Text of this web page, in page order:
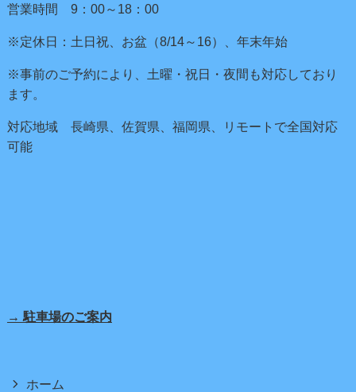
営業時間 9：00～18：00
※定休日：土日祝、お盆（8/14～16）、年末年始
※事前のご予約により、土曜・祝日・夜間も対応しており
ます。
対応地域 長崎県、佐賀県、福岡県、リモートで全国対応
可能
→ 駐車場のご案内
ホーム